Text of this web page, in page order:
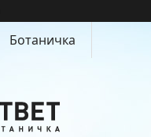
Ботаничка